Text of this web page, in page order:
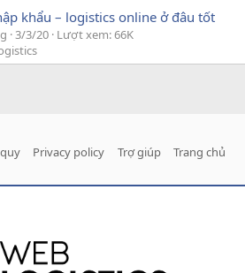
khẩu – logistics online ở đâu tốt
3/3/20 Lượt xem: 66K
Privacy policy Trợ giúp Trang chủ